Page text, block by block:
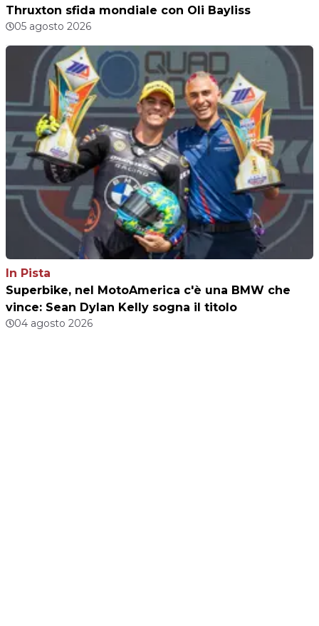
Thruxton sfida mondiale con Oli Bayliss
05 agosto 2026
In Pista
Superbike, nel MotoAmerica c'è una BMW che
vince: Sean Dylan Kelly sogna il titolo
04 agosto 2026